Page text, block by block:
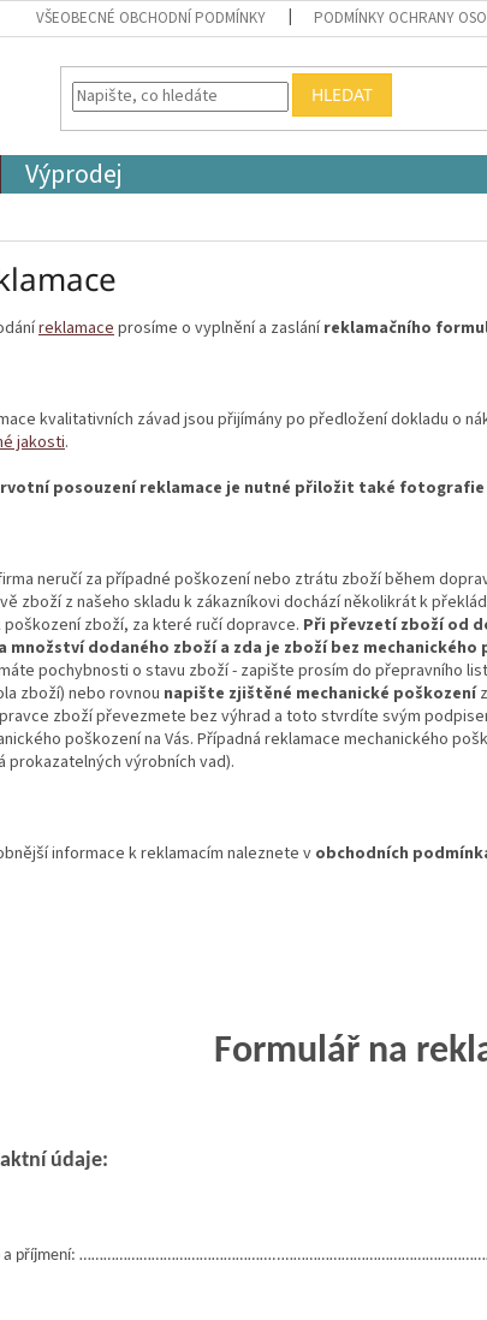
VŠEOBECNÉ OBCHODNÍ PODMÍNKY PODMÍNKY OCHRANY
HLEDAT
Výprodej
reklamace prosíme o vyplnění a zasláníreklamačního
kvalitativních závad jsou přijímány po předložení dokladu o
jakosti.
posouzení reklamace je nutné přiložit také fotografie
neručí za případné poškození nebo ztrátu zboží během
zboží z našeho skladu k zákazníkovi dochází několikrát k
zboží, za které ručí dopravce. Při převzetí zboží od
množství dodaného zboží a zda je zboží bez mechanického
pochybnosti o stavu zboží - zapište prosím do přepravního
zboží) nebo rovnou napište zjištěné mechanické poškození
zboží převezmete bez výhrad a toto stvrdíte svým
poškození na Vás. Případná reklamace mechanického
prokazatelných výrobních vad).
informace k reklamacím naleznete v obchodních
Formulář na
údaje:
a příjmení: